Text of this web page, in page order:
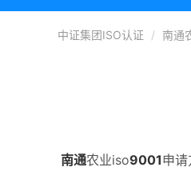
中证集团ISO认证 南通
南通农业iso9001申